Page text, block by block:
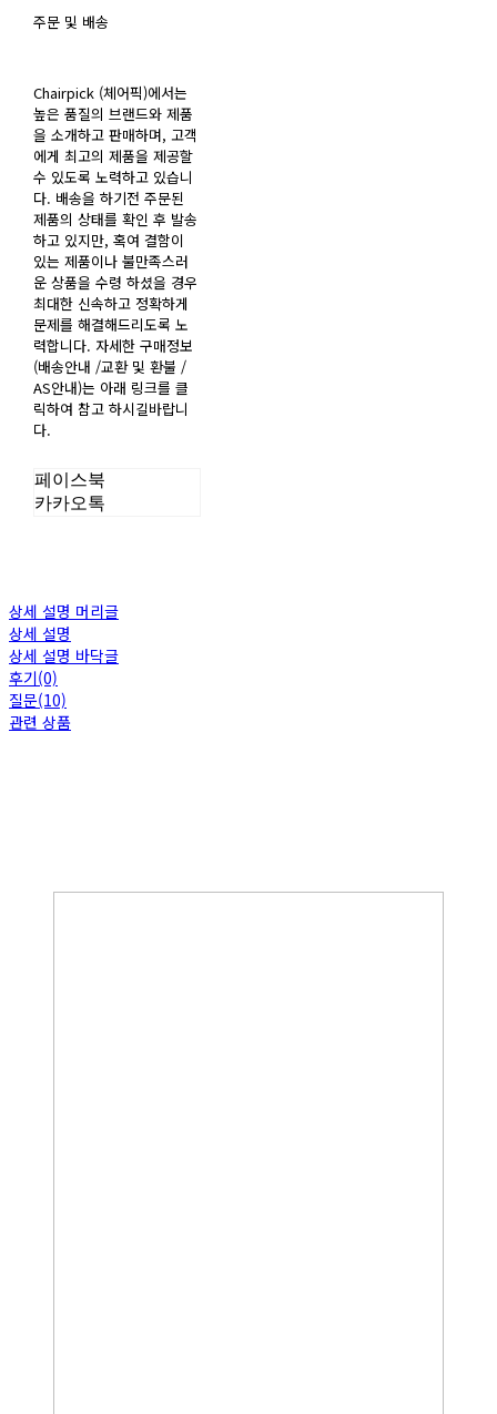
주문 및 배송
Chairpick (체어픽)에서는
높은 품질의 브랜드와 제품
을 소개하고 판매하며, 고객
에게 최고의 제품을 제공할
수 있도록 노력하고 있습니
다. 배송을 하기전 주문된
제품의 상태를 확인 후 발송
하고 있지만, 혹여 결함이
있는 제품이나 불만족스러
운 상품을 수령 하셨을 경우
최대한 신속하고 정확하게
문제를 해결해드리도록 노
력합니다. 자세한 구매정보
(배송안내 /교환 및 환불 /
AS안내)는 아래 링크를 클
릭하여 참고 하시길바랍니
다.
페이스북
카카오톡
상세 설명 머리글
상세 설명
상세 설명 바닥글
후기(0)
질문(10)
관련 상품